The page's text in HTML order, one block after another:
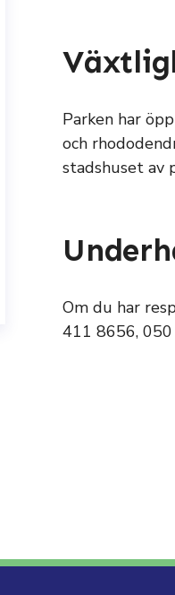
Parken har
och
stadshuset av
Om du har
411 8656,